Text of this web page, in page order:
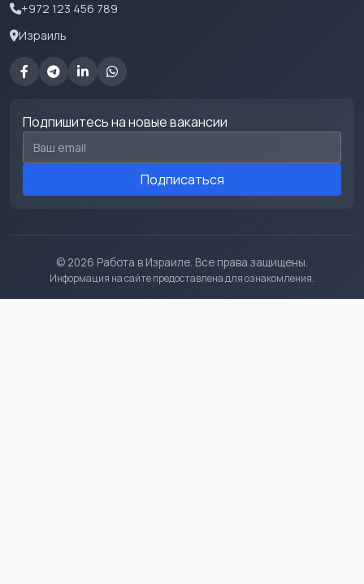
+972 123 456 789
Израиль
Подпишитесь на новые вакансии
Email для подписки
Подписаться
© 2026 Работа в Израиле. Все права защищены.
Информация на сайте предоставлена для ознакомления.